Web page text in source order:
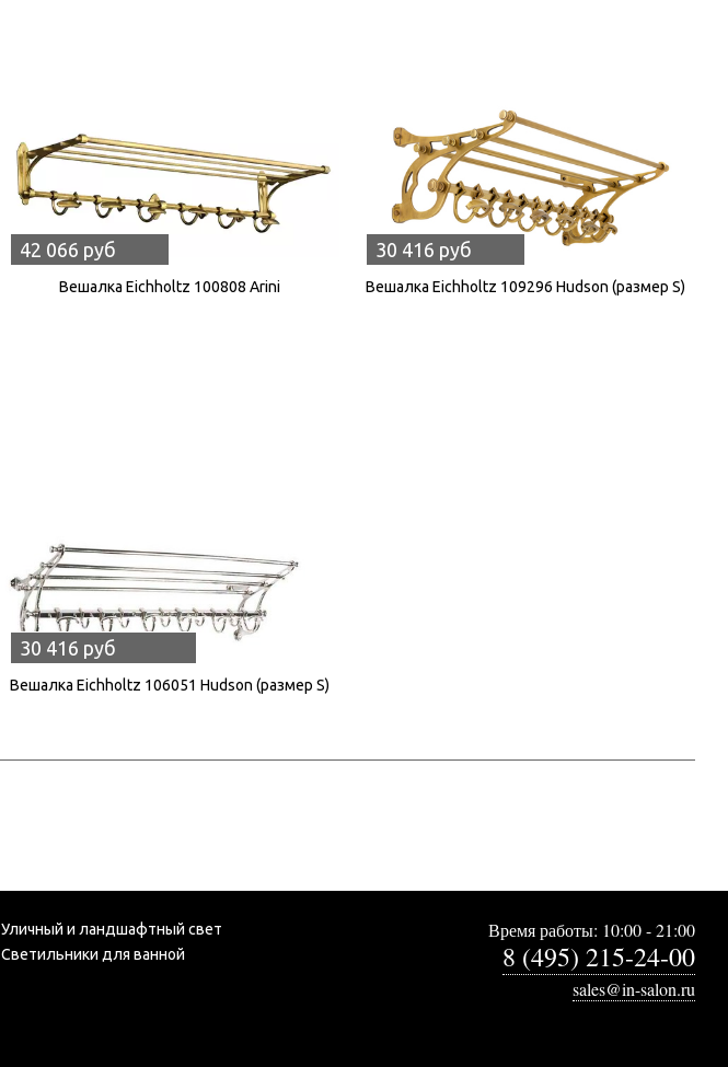
42 066 руб
Вешалка Eichholtz 100808 Arini
30 416 руб
Вешалка Eichholtz 109296 Hudson (размер S)
30 416 руб
Вешалка Eichholtz 106051 Hudson (размер S)
Уличный и ландшафтный свет
Светильники для ванной
Время работы: 10:00 - 21:00
8 (495) 215-24-00
sales@in-salon.ru